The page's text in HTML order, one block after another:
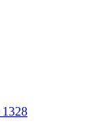
1328